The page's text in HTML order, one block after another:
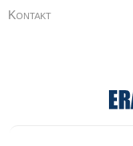
Kontakt